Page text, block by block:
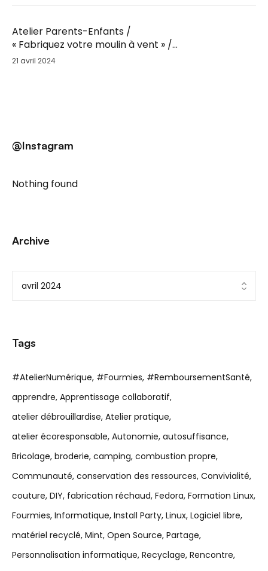
Atelier Parents-Enfants /
« Fabriquez votre moulin à vent » /
Sam. 25 Mai
21 avril 2024
@Instagram
Nothing found
Archive
Tags
#AtelierNumérique #Fourmies #RemboursementSanté
apprendre Apprentissage collaboratif
atelier débrouillardise Atelier pratique
atelier écoresponsable Autonomie autosuffisance
Bricolage broderie camping combustion propre
Communauté conservation des ressources Convivialité
couture DIY fabrication réchaud Fedora Formation Linux
Fourmies Informatique Install Party Linux Logiciel libre
matériel recyclé Mint Open Source Partage
Personnalisation informatique Recyclage Rencontre